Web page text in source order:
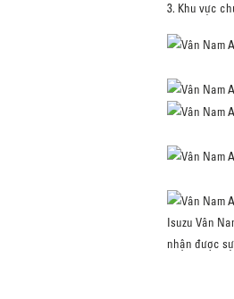
3. Khu vực
Isuzu Vân
nhận được